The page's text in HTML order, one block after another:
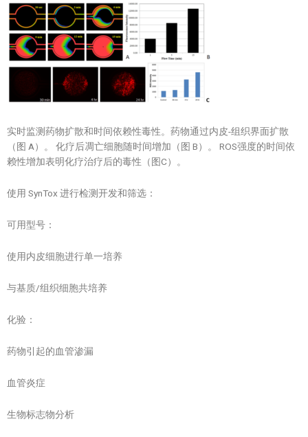
实时监测药物扩散和时间依赖性毒性。药物通过内皮-组织界面扩散
（图 A）。 化疗后凋亡细胞随时间增加（图 B）。 ROS强度的时间依
赖性增加表明化疗治疗后的毒性（图C）。
使用 SynTox 进行检测开发和筛选：
可用型号：
使用内皮细胞进行单一培养
与基质/组织细胞共培养
化验：
药物引起的血管渗漏
血管炎症
生物标志物分析